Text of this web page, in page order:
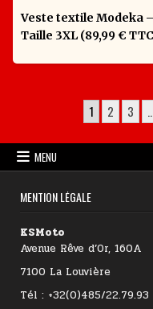
Veste textile Modeka –
Taille 3XL (89,99 €
POSTS
1 2 3 …
MENU
MENTION LÉGALE
KSMoto
Avenue Rêve d’Or, 160A
7100 La Louvière
Tél : +32(0)485/22.79.93